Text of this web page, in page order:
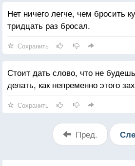
Нет ничего легче, чем бросить
тридцать раз бросал.
Сохранить
Стоит дать слово, что не
делать, как непременно этого
Сохранить
Пред.